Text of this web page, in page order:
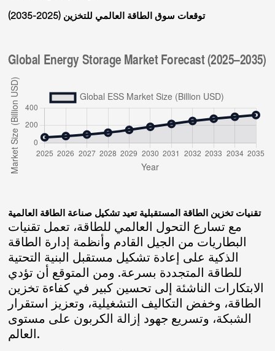
توقعات سوق الطاقة العالمي للتخزين (2025-2035)
تقنيات تخزين الطاقة المستقبلية تعيد تشكيل صناعة الطاقة العالمية
مع تسارع التحول العالمي للطاقة، تعمل تقنيات
البطاريات من الجيل القادم وأنظمة إدارة الطاقة
الذكية على إعادة تشكيل مستقبل البنية التحتية
للطاقة المتجددة بسرعة. ومن المتوقع أن تؤدي
الابتكارات الناشئة إلى تحسين كبير في كفاءة تخزين
الطاقة، وخفض التكاليف التشغيلية، وتعزيز استقرار
الشبكة، وتسريع جهود إزالة الكربون على مستوى
العالم.